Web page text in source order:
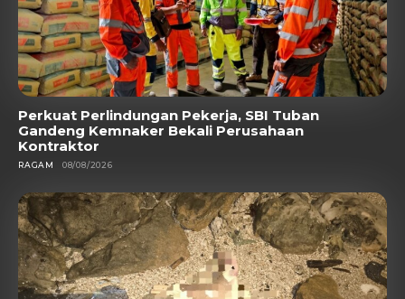
Perkuat Perlindungan Pekerja, SBI Tuban
Gandeng Kemnaker Bekali Perusahaan
Kontraktor
RAGAM 08/08/2026